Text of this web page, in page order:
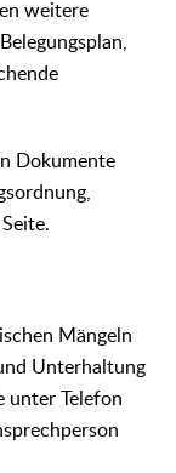
weitere
Dokumente
Mängeln
Unterhaltung
unter Telefon